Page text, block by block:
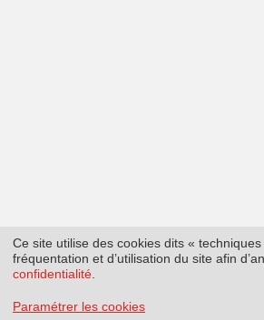
Ce site utilise des cookies dits «
fréquentation et d’utilisation du site afin
confidentialité
Paramétrer les cookies